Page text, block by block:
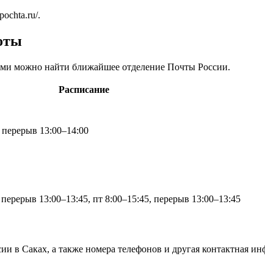
.
можно найти ближайшее отделение Почты России.
Расписание
13:00–14:00
13:00–13:45, пт 8:00–15:45, перерыв 13:00–13:45
в Саках, а также номера телефонов и другая контактная